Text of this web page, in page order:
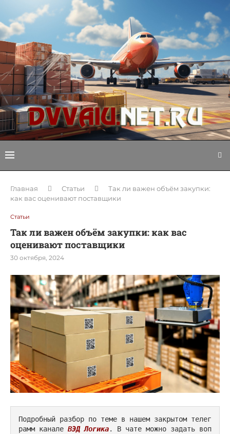
Главная Статьи
Так ли важен объём закупки:
как вас оценивают поставщики
Статьи
Так ли важен объём закупки: как вас
оценивают поставщики
30 октября, 2024
Подробный разбор по теме в нашем закрытом телег
рамм канале ВЭД Логика. В чате можно задать воп